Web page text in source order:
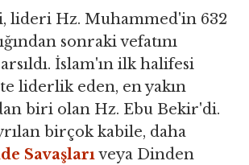
lideri Hz. Muhammed'in 632
sonraki vefatını
İslam'ın ilk halifesi
liderlik eden, en yakın
biri olan Hz. Ebu Bekir'di.
birçok kabile, daha
Savaşlarıveya Dinden